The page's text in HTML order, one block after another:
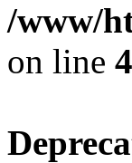
/www/
on line